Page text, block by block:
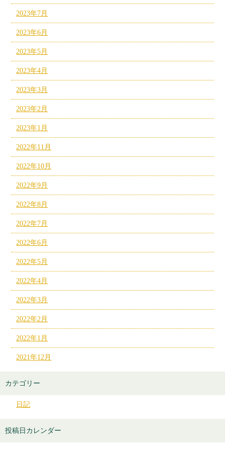
2023年7月
2023年6月
2023年5月
2023年4月
2023年3月
2023年2月
2023年1月
2022年11月
2022年10月
2022年9月
2022年8月
2022年7月
2022年6月
2022年5月
2022年4月
2022年3月
2022年2月
2022年1月
2021年12月
カテゴリー
日記
投稿日カレンダー